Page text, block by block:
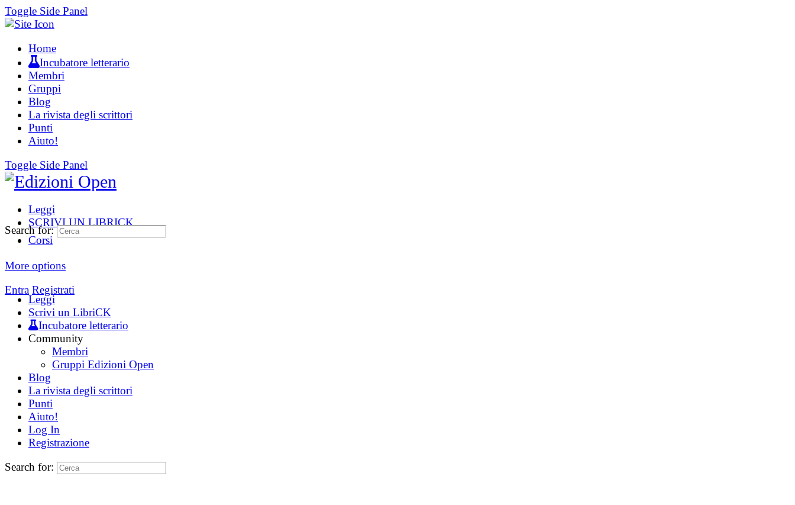
Toggle Side Panel
Home
Incubatore letterario
Membri
Gruppi
Blog
La rivista degli scrittori
Punti
Aiuto!
Toggle Side Panel
Leggi
SCRIVI UN LIBRICK
Corsi
More options
Entra Registrati
Search for:
Leggi
Scrivi un LibriCK
Incubatore letterario
Community
Membri
Gruppi Edizioni Open
Blog
La rivista degli scrittori
Punti
Aiuto!
Log In
Registrazione
Search for: